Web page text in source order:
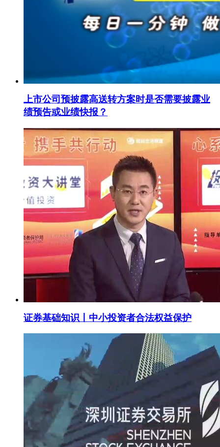
上市公司预披露高送转方案时是否需要披露业
绩预告或业绩快报？
证券基础知识丨中小投资者合法权益保护